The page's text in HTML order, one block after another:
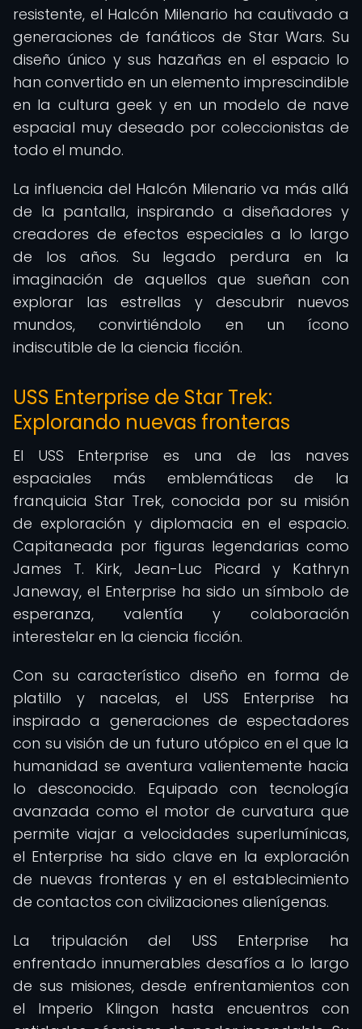
resistente, el Halcón Milenario ha cautivado a
generaciones de fanáticos de Star Wars. Su
diseño único y sus hazañas en el espacio lo
han convertido en un elemento imprescindible
en la cultura geek y en un modelo de nave
espacial muy deseado por coleccionistas de
todo el mundo.
La influencia del Halcón Milenario va más allá
de la pantalla, inspirando a diseñadores y
creadores de efectos especiales a lo largo
de los años. Su legado perdura en la
imaginación de aquellos que sueñan con
explorar las estrellas y descubrir nuevos
mundos, convirtiéndolo en un ícono
indiscutible de la ciencia ficción.
USS Enterprise de Star Trek:
Explorando nuevas fronteras
El USS Enterprise es una de las naves
espaciales más emblemáticas de la
franquicia Star Trek, conocida por su misión
de exploración y diplomacia en el espacio.
Capitaneada por figuras legendarias como
James T. Kirk, Jean-Luc Picard y Kathryn
Janeway, el Enterprise ha sido un símbolo de
esperanza, valentía y colaboración
interestelar en la ciencia ficción.
Con su característico diseño en forma de
platillo y nacelas, el USS Enterprise ha
inspirado a generaciones de espectadores
con su visión de un futuro utópico en el que la
humanidad se aventura valientemente hacia
lo desconocido. Equipado con tecnología
avanzada como el motor de curvatura que
permite viajar a velocidades superlumínicas,
el Enterprise ha sido clave en la exploración
de nuevas fronteras y en el establecimiento
de contactos con civilizaciones alienígenas.
La tripulación del USS Enterprise ha
enfrentado innumerables desafíos a lo largo
de sus misiones, desde enfrentamientos con
el Imperio Klingon hasta encuentros con